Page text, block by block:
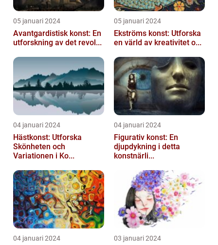
05 januari 2024
Avantgardistisk konst: En
utforskning av det revol...
05 januari 2024
Ekströms konst: Utforska
en värld av kreativitet o...
04 januari 2024
Hästkonst: Utforska
Skönheten och
Variationen i Ko...
04 januari 2024
Figurativ konst: En
djupdykning i detta
konstnärli...
04 januari 2024 03 januari 2024